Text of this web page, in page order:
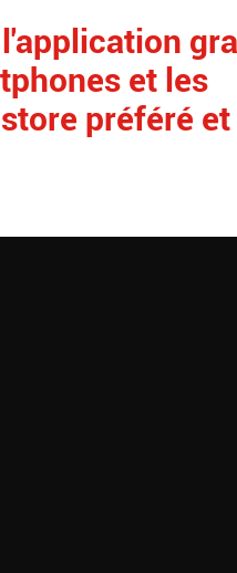
et les
préféré et